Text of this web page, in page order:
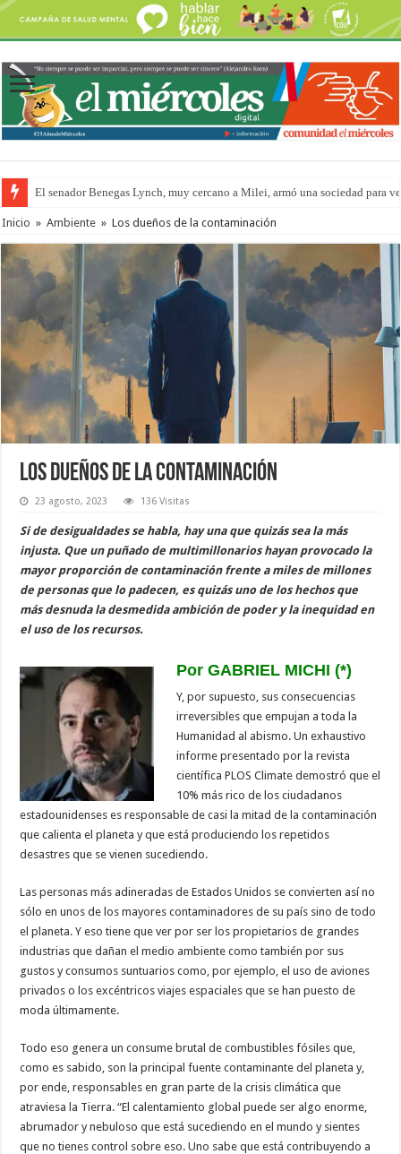
El senador Benegas Lynch, muy cercano a Milei, armó una sociedad para
El gobierno baja el capítulo de extranjerización de tierras
Inicio » Ambiente » Los dueños de la contaminación
Los dueños de la contaminación
23 agosto, 2023 136 Visitas
Si de desigualdades se habla, hay una que quizás sea la más
injusta. Que un puñado de multimillonarios hayan provocado la
mayor proporción de contaminación frente a miles de millones
de personas que lo padecen, es quizás uno de los hechos que
más desnuda la desmedida ambición de poder y la inequidad en
el uso de los recursos.
Por GABRIEL MICHI (*)
Y, por supuesto, sus consecuencias
irreversibles que empujan a toda la
Humanidad al abismo. Un exhaustivo
informe presentado por la revista
científica PLOS Climate demostró que el
10% más rico de los ciudadanos
estadounidenses es responsable de casi la mitad de la contaminación
que calienta el planeta y que está produciendo los repetidos
desastres que se vienen sucediendo.
Las personas más adineradas de Estados Unidos se convierten así no
sólo en unos de los mayores contaminadores de su país sino de todo
el planeta. Y eso tiene que ver por ser los propietarios de grandes
industrias que dañan el medio ambiente como también por sus
gustos y consumos suntuarios como, por ejemplo, el uso de aviones
privados o los excéntricos viajes espaciales que se han puesto de
moda últimamente.
Todo eso genera un consume brutal de combustibles fósiles que,
como es sabido, son la principal fuente contaminante del planeta y,
por ende, responsables en gran parte de la crisis climática que
atraviesa la Tierra. “El calentamiento global puede ser algo enorme,
abrumador y nebuloso que está sucediendo en el mundo y sientes
que no tienes control sobre eso. Uno sabe que está contribuyendo a